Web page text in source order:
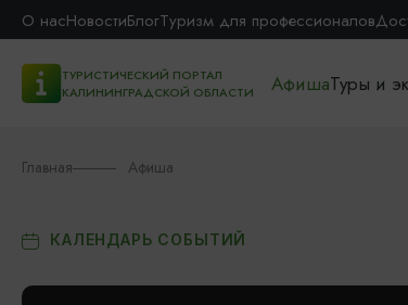
О насНовостиБлогТуризм для профессионалов
ТУРИСТИЧЕСКИЙ ПОРТАЛ
КАЛИНИНГРАДСКОЙ ОБЛАСТИ
АфишаТуры и
Главная Афиша
КАЛЕНДАРЬ СОБЫТИЙ